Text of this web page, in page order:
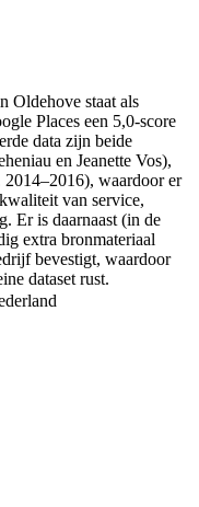
Oldehove staat als
Places een 5,0-score
data zijn beide
en Jeanette Vos),
waardoor er
van service,
Er is daarnaast (in de
extra bronmateriaal
bevestigt, waardoor
dataset rust.